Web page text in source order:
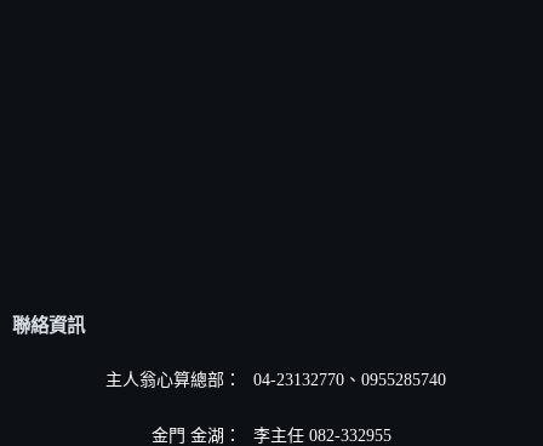
聯絡資訊
主人翁心算總部： 04-23132770、0955285740
金門 金湖： 李主任 082-332955